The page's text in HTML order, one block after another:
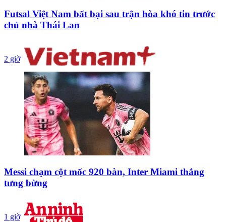
Futsal Việt Nam bất bại sau trận hòa khó tin trước
chủ nhà Thái Lan
2 giờ
Messi chạm cột mốc 920 bàn, Inter Miami thắng
tưng bừng
1 giờ